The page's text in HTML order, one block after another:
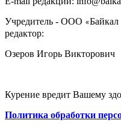
Учредитель - ООО «
редактор:
Озеров Игорь Викторович
Курение вредит Вашему
Политика обработки